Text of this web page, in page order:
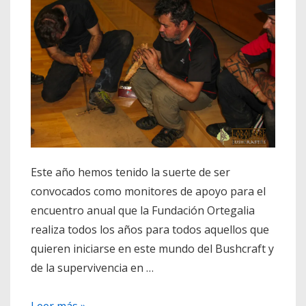
Este año hemos tenido la suerte de ser
convocados como monitores de apoyo para el
encuentro anual que la Fundación Ortegalia
realiza todos los años para todos aquellos que
quieren iniciarse en este mundo del Bushcraft y
de la supervivencia en …